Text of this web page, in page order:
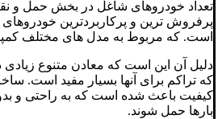
تعداد خودروهای شاغل در بخش حمل و
پرفروش ترین و پرکاربردترین
است. که مربوط به مدل های مختلف
دلیل آن این است که معادن متنوع زیادی
که تراکم برای آنها بسیار مفید است.
کیفیت باعث شده است که به راحتی و
بارها حمل شوند.